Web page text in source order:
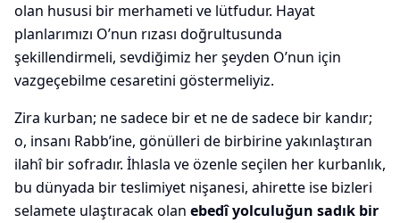
olan hususi bir merhameti ve lütfudur. Hayat
planlarımızı O’nun rızası doğrultusunda
şekillendirmeli, sevdiğimiz her şeyden O’nun için
vazgeçebilme cesaretini göstermeliyiz.
Zira kurban; ne sadece bir et ne de sadece bir kandır;
o, insanı Rabb’ine, gönülleri de birbirine yakınlaştıran
ilahî bir sofradır. İhlasla ve özenle seçilen her kurbanlık,
bu dünyada bir teslimiyet nişanesi, ahirette ise bizleri
selamete ulaştıracak olan ebedî yolculuğun sadık bir